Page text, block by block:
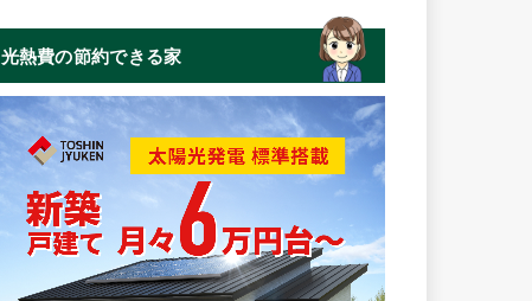
光熱費の節約できる家